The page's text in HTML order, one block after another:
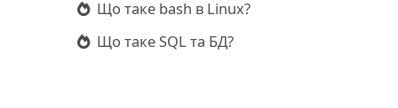
Що таке bash в Linux?
Що таке SQL та БД?